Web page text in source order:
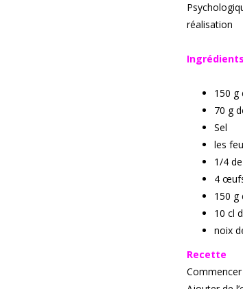
réalisation
150 g
70 g
Sel
les
1/4
4
150 g
10 cl
noix
Recette